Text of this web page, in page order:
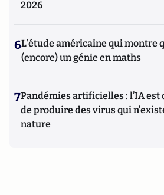
2026
6L’étude américaine qui montre
(encore) un génie en maths
7Pandémies artificielles : l’IA est
de produire des virus qui
nature